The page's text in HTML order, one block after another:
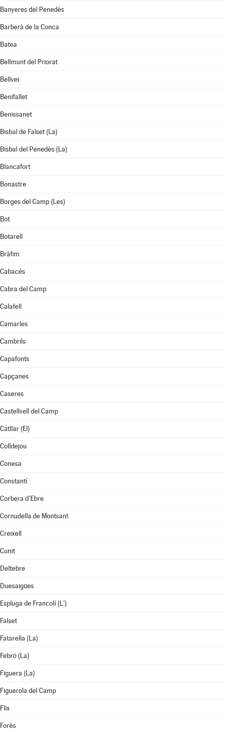
Banyeres del Penedès
Barberà de la Conca
Batea
Bellmunt del Priorat
Bellvei
Benifallet
Benissanet
Bisbal de Falset (La)
Bisbal del Penedès (La)
Blancafort
Bonastre
Borges del Camp (Les)
Bot
Botarell
Bràfim
Cabacés
Cabra del Camp
Calafell
Camarles
Cambrils
Capafonts
Capçanes
Caseres
Castellvell del Camp
Catllar (El)
Colldejou
Conesa
Constantí
Corbera d'Ebre
Cornudella de Montsant
Creixell
Cunit
Deltebre
Duesaigües
Espluga de Francolí (L')
Falset
Fatarella (La)
Febró (La)
Figuera (La)
Figuerola del Camp
Flix
Forès